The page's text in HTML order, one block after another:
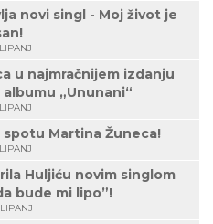
novi singl - Moj život je
u najmračnijem izdanju
„Ununani“
spotu Martina Žuneca!
Huljiću novim singlom
bude mi lipo”!